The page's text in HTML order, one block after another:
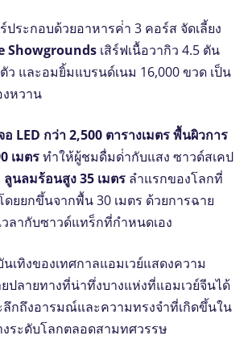
ประกอบด้วยอาหารค่ํา 3 คอร์ส จัดเลี้ยง
Showgrounds เสิร์ฟเนื้อวากิว 4.5 ตัน
ว และอมยิ้มแบรนด์เนม 16,000 ขวด เป็น
งหวาน
อ LED กว่า 2,500 ตารางเมตรพื้นผิวการ
เมตรทําให้ผู้ชมดื่มด่ํากับแสง ซาวด์สเคป
ลูนลมร้อนสูง 35 เมตร ลําแรกของโลกที่
ยยกขึ้นจากพื้น 30 เมตร ด้วยการฉาย
ลากับซาวด์แทร็กที่กําหนดเอง
เทิงของเทศกาลแอมเวย์แสดงความ
ปลายทางที่น่าทึ่งบางแห่งที่แอมเวย์จีนได้
ลึกถึงอารมณ์และความทรงจําที่เกิดขึ้นใน
ระดับโลกตลอดสามทศวรรษ